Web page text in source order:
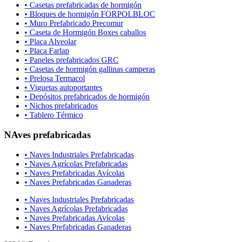
• Casetas prefabricadas de hormigón
• Bloques de hormigón FORPOLBLOC
• Muro Prefabricado Precomur
• Caseta de Hormigón Boxes caballos
• Placa Alveolar
• Placa Farlap
• Paneles prefabricados GRC
• Casetas de hormigón gallinas camperas
• Prelosa Termacol
• Viguetas autoportantes
• Depósitos prefabricados de hormigón
• Nichos prefabricados
• Tablero Térmico
NAves prefabricadas
• Naves Industriales Prefabricadas
• Naves Agrícolas Prefabricadas
• Naves Prefabricadas Avícolas
• Naves Prefabricadas Ganaderas
• Naves Industriales Prefabricadas
• Naves Agrícolas Prefabricadas
• Naves Prefabricadas Avícolas
• Naves Prefabricadas Ganaderas